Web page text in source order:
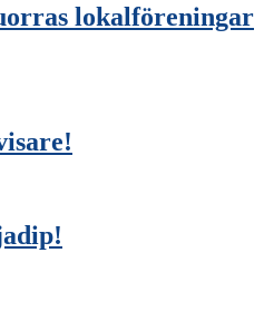
lokalföreningar